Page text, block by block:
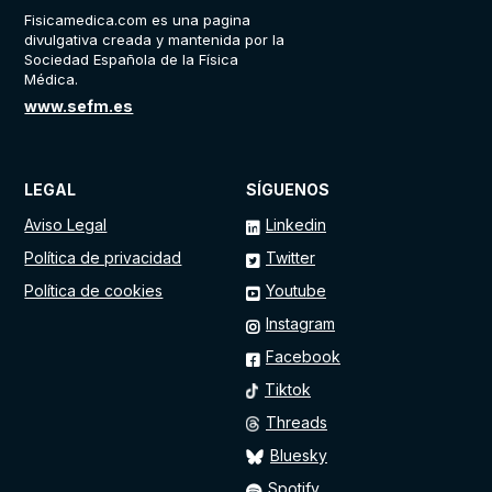
Fisicamedica.com es una pagina
divulgativa creada y mantenida por la
Sociedad Española de la Física
Médica.
www.sefm.es
SÍGUENOS
Linkedin
Twitter
Youtube
Instagram
Facebook
Tiktok
Threads
Bluesky
LEGAL
Aviso Legal
Política de privacidad
Política de cookies